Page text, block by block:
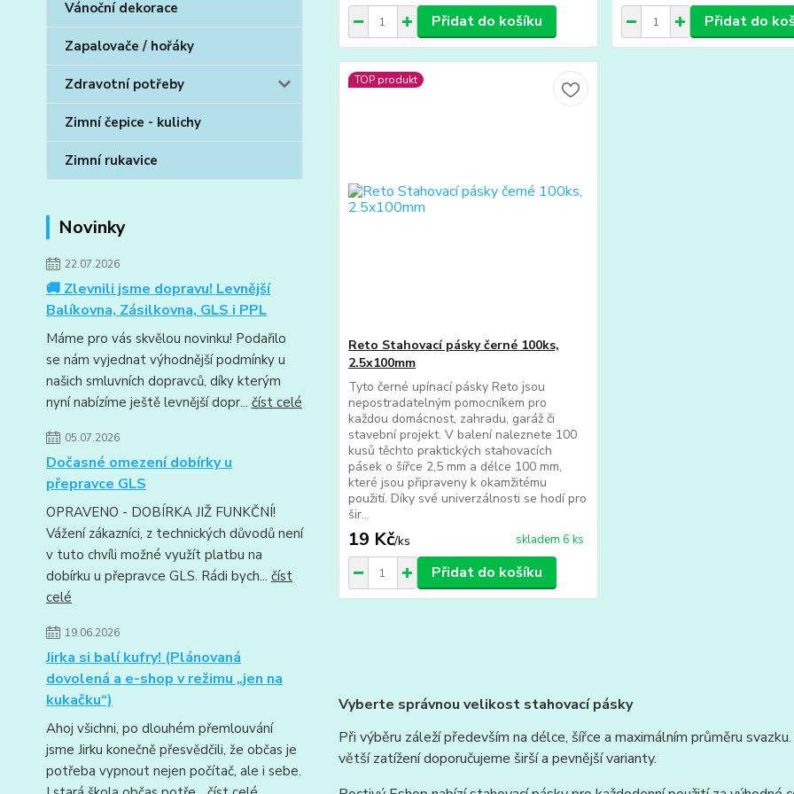
Vánoční dekorace
Zapalovače / hořáky
Zdravotní potřeby
Zimní čepice - kulichy
Zimní rukavice
Novinky
22.07.2026
🚚 Zlevnili jsme dopravu! Levnější
Balíkovna, Zásilkovna, GLS i PPL
Máme pro vás skvělou novinku! Podařilo
se nám vyjednat výhodnější podmínky u
našich smluvních dopravců, díky kterým
nyní nabízíme ještě levnější dopr... číst celé
05.07.2026
Dočasné omezení dobírky u
přepravce GLS
OPRAVENO - DOBÍRKA JIŽ FUNKČNÍ!
Vážení zákazníci, z technických důvodů není
v tuto chvíli možné využít platbu na
dobírku u přepravce GLS. Rádi bych... číst
celé
19.06.2026
Jirka si balí kufry! (Plánovaná
dovolená a e-shop v režimu „jen na
kukačku“)
Ahoj všichni, po dlouhém přemlouvání
jsme Jirku konečně přesvědčili, že občas je
potřeba vypnout nejen počítač, ale i sebe.
Přidat do košíku Přidat do
TOP produkt
Reto Stahovací pásky černé 100ks,
2.5x100mm
Tyto černé upínací pásky Reto jsou
nepostradatelným pomocníkem pro
každou domácnost, zahradu, garáž či
stavební projekt. V balení naleznete 100
kusů těchto praktických stahovacích
pásek o šířce 2,5 mm a délce 100 mm,
které jsou připraveny k okamžitému
použití. Díky své univerzálnosti se hodí pro
šir...
19 Kč/ks skladem 6 ks
Přidat do košíku
Vyberte správnou velikost stahovací pásky
Při výběru záleží především na délce, šířce a maximálním průměru
větší zatížení doporučujeme širší a pevnější varianty.